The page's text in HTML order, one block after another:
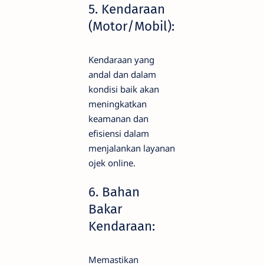
5. Kendaraan
(Motor/Mobil):
Kendaraan yang
andal dan dalam
kondisi baik akan
meningkatkan
keamanan dan
efisiensi dalam
menjalankan layanan
ojek online.
6. Bahan
Bakar
Kendaraan:
Memastikan